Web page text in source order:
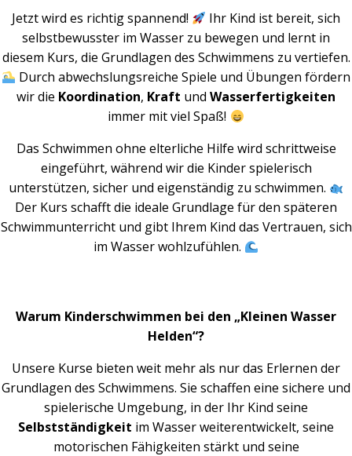
Jetzt wird es richtig spannend!
Ihr Kind ist bereit, sich
selbstbewusster im Wasser zu bewegen und lernt in
diesem Kurs, die Grundlagen des Schwimmens zu vertiefen.
Durch abwechslungsreiche Spiele und Übungen fördern
wir die Koordination, Kraft und Wasserfertigkeiten
immer mit viel Spaß!
Das Schwimmen ohne elterliche Hilfe wird schrittweise
eingeführt, während wir die Kinder spielerisch
unterstützen, sicher und eigenständig zu schwimmen.
Der Kurs schafft die ideale Grundlage für den späteren
Schwimmunterricht und gibt Ihrem Kind das Vertrauen, sich
im Wasser wohlzufühlen.
Warum Kinderschwimmen bei den „Kleinen Wasser
Helden“?
Unsere Kurse bieten weit mehr als nur das Erlernen der
Grundlagen des Schwimmens. Sie schaffen eine sichere und
spielerische Umgebung, in der Ihr Kind seine
Selbstständigkeit im Wasser weiterentwickelt, seine
motorischen Fähigkeiten stärkt und seine